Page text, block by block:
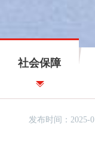
社会保障
发布时间：2025-